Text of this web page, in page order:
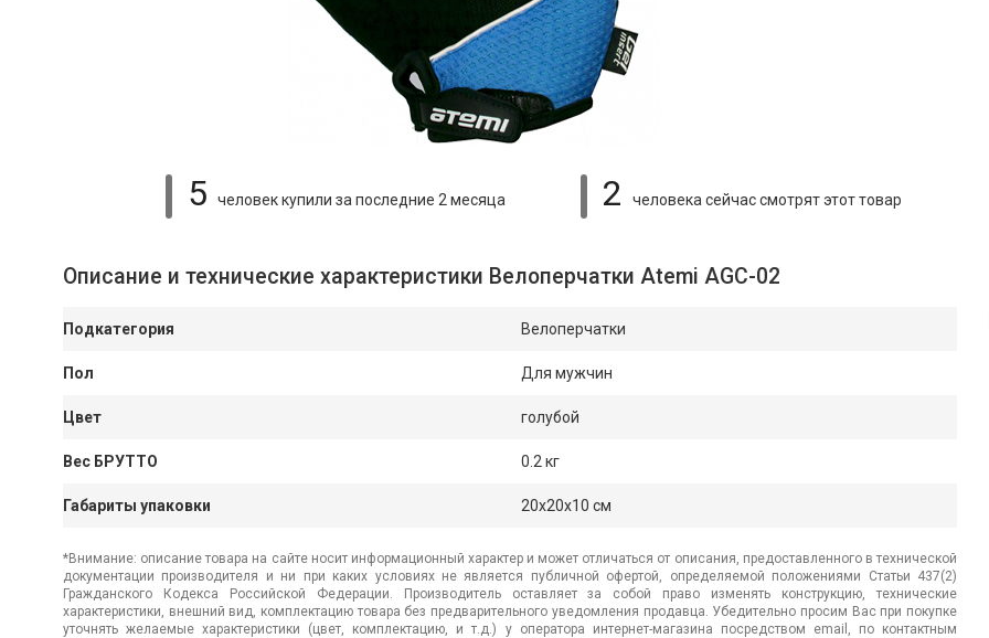
5 человек купили за последние 2 месяца 2 человека сейчас смотрятэтот товар
Описание и технические характеристики Велоперчатки Atemi AGC-02
Подкатегория Велоперчатки
Пол Для мужчин
Цвет голубой
Вес БРУТТО 0.2 кг
Габариты упаковки 20x20x10 см
*Внимание: описание товара на сайте носит информационный характер и может отличаться от описания, предоставленного в технической
документации производителя и ни при каких условиях не является публичной офертой, определяемой положениями Статьи 437(2)
Гражданского Кодекса Российской Федерации. Производитель оставляет за собой право изменять конструкцию, технические
характеристики, внешний вид, комплектацию товара без предварительного уведомления продавца. Убедительно просим Вас при покупке
уточнять желаемые характеристики (цвет, комплектацию, и т.д.) у оператора интернет-магазина посредством email, по контактным